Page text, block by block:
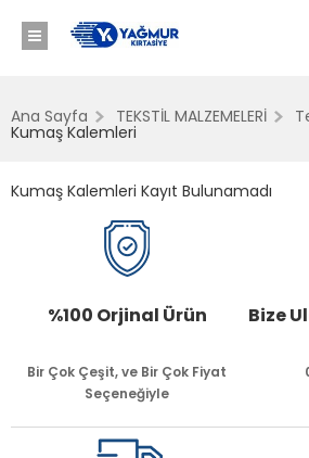
Ana Sayfa TEKSTİL MALZEMELERİ
Kumaş Kalemleri
Kumaş Kalemleri Kayıt Bulunamadı
%100 Orjinal Ürün
Bir Çok Çeşit, ve Bir Çok Fiyat
Seçeneğiyle
Bize